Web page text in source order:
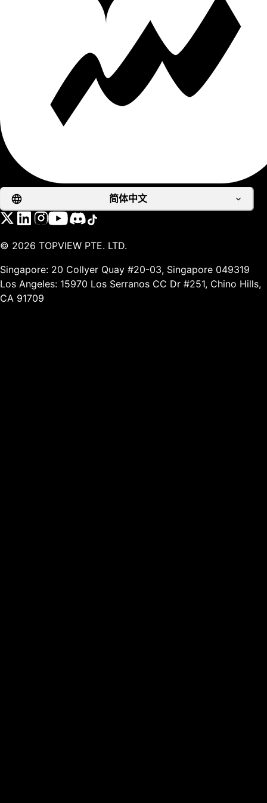
简体中文
© 2026 TOPVIEW PTE. LTD.
Singapore: 20 Collyer Quay #20-03, Singapore 049319
Los Angeles: 15970 Los Serranos CC Dr #251, Chino Hills,
CA 91709